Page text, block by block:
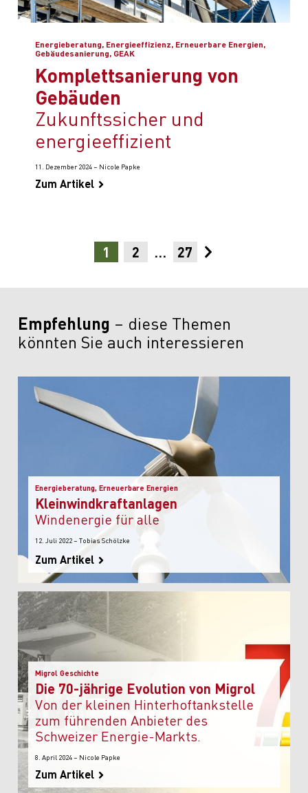
Energieberatung, Energieeffizienz, Erneuerbare Energien,
Gebäudesanierung, GEAK
Komplettsanierung von
Gebäuden
zukunftssicher und
energieeffizient
11. Dezember 2024 – Nicole Papke
Zum Artikel
1 2 … 27
Empfehlung diese Themen
könnten Sie auch interessieren
Energieberatung, Erneuerbare Energien
Kleinwindkraftanlagen
Windenergie für alle
12. Juli 2022 – Tobias Schölzke
Zum Artikel
Migrol Geschichte
Die 70-jährige Evolution von Migrol
Von der kleinen Hinterhoftankstelle
zum führenden Anbieter des
Schweizer Energie-Markts.
8. April 2024 – Nicole Papke
Zum Artikel